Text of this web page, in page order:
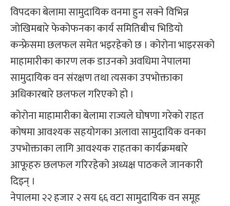
विपदका बेलामा सामुदायिक वनमा हुन सक्ने विभिन्न
जोखिमबारे फेकोफनका कार्य समितिबीच भिडियो
कन्फ्रेसमा छलफल समेत भइरहेको छ । कोरोना भाइरसको
माहामारीका कारण लक डाउनको अवधिमा नेपालमा
सामुदायिक वन संरक्षण तथा त्यसका उपभोक्ताका
अधिकारबारे छलफल गरिएको हो ।
कोरोना माहामारीका बेलामा राज्यले घोषणा गरेको राहत
कोषमा आवश्यक सहयोगका अलावा सामुदायिक वनका
उपभोक्ताका लागि आवश्यक राहतका कार्यक्रमबारे
आफूहरु छलफल गरिरहेको अध्यक्ष पाठकले जानकारी
दिइन् ।
नेपालमा २२ हजार २ सय ६६ वटा सामुदायिक वन समूह